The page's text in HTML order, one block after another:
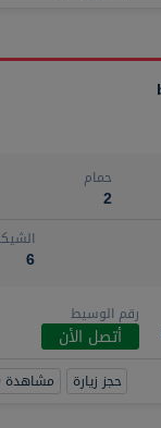
حمام
2
6
رقم الوسيط
أتصل الأن
حجز زيارة مشاهدة 360